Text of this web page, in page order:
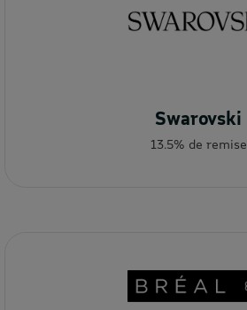
Swarovski
13.5% de remise